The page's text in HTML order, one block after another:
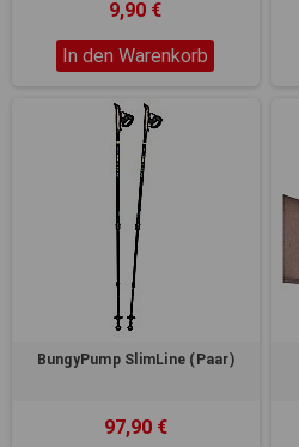
9,90 €
In den Warenkorb
BungyPump SlimLine (Paar)
97,90 €